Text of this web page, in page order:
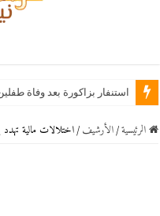
استنفار بزاكورة بعد وفاة
الرئيسية / اﻷرشيف / اختلالات مالية تهدد